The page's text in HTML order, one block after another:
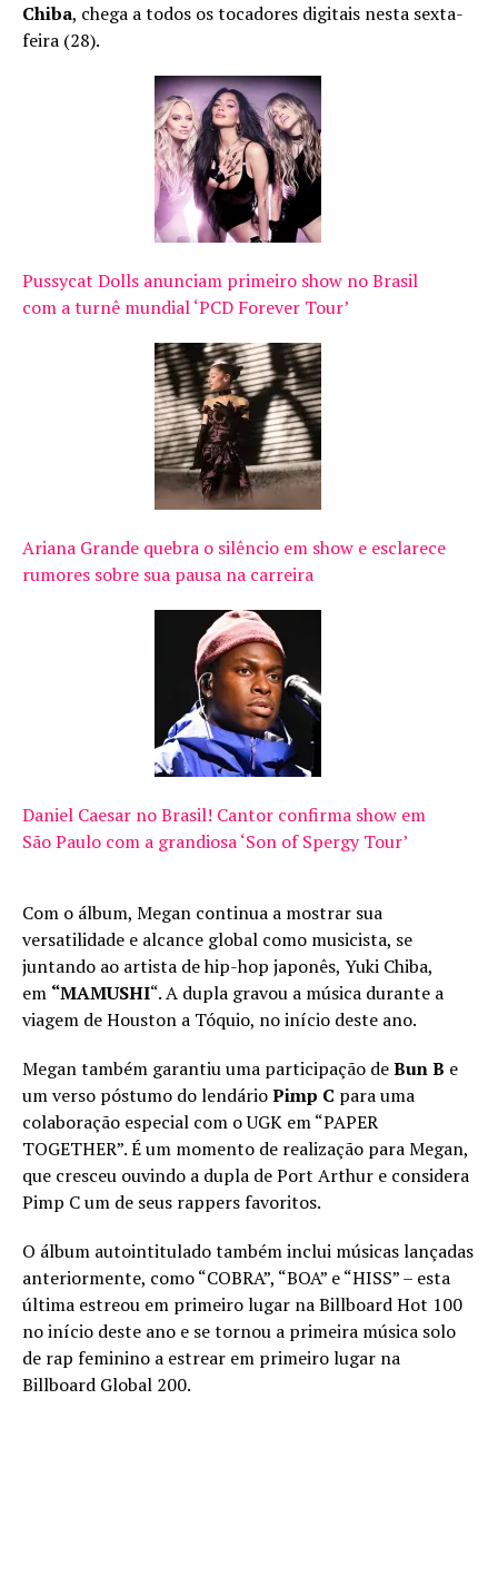
Chiba, chega a todos os tocadores digitais nesta sexta-
feira (28).
Pussycat Dolls anunciam primeiro show no Brasil
com a turnê mundial ‘PCD Forever Tour’
Ariana Grande quebra o silêncio em show e esclarece
rumores sobre sua pausa na carreira
Daniel Caesar no Brasil! Cantor confirma show em
São Paulo com a grandiosa ‘Son of Spergy Tour’
Com o álbum, Megan continua a mostrar sua
versatilidade e alcance global como musicista, se
juntando ao artista de hip-hop japonês, Yuki Chiba,
em “MAMUSHI“. A dupla gravou a música durante a
viagem de Houston a Tóquio, no início deste ano.
Megan também garantiu uma participação deBun B e
um verso póstumo do lendárioPimp C para uma
colaboração especial com o UGK em “PAPER
TOGETHER”. É um momento de realização para Megan,
que cresceu ouvindo a dupla de Port Arthur e considera
Pimp C um de seus rappers favoritos.
O álbum autointitulado também inclui músicas lançadas
anteriormente, como “COBRA”, “BOA” e “HISS” – esta
última estreou em primeiro lugar na Billboard Hot 100
no início deste ano e se tornou a primeira música solo
de rap feminino a estrear em primeiro lugar na
Billboard Global 200.